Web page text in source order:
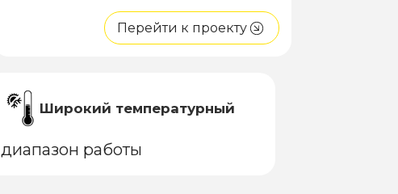
Перейти к проекту
Широкий температурный
диапазон работы